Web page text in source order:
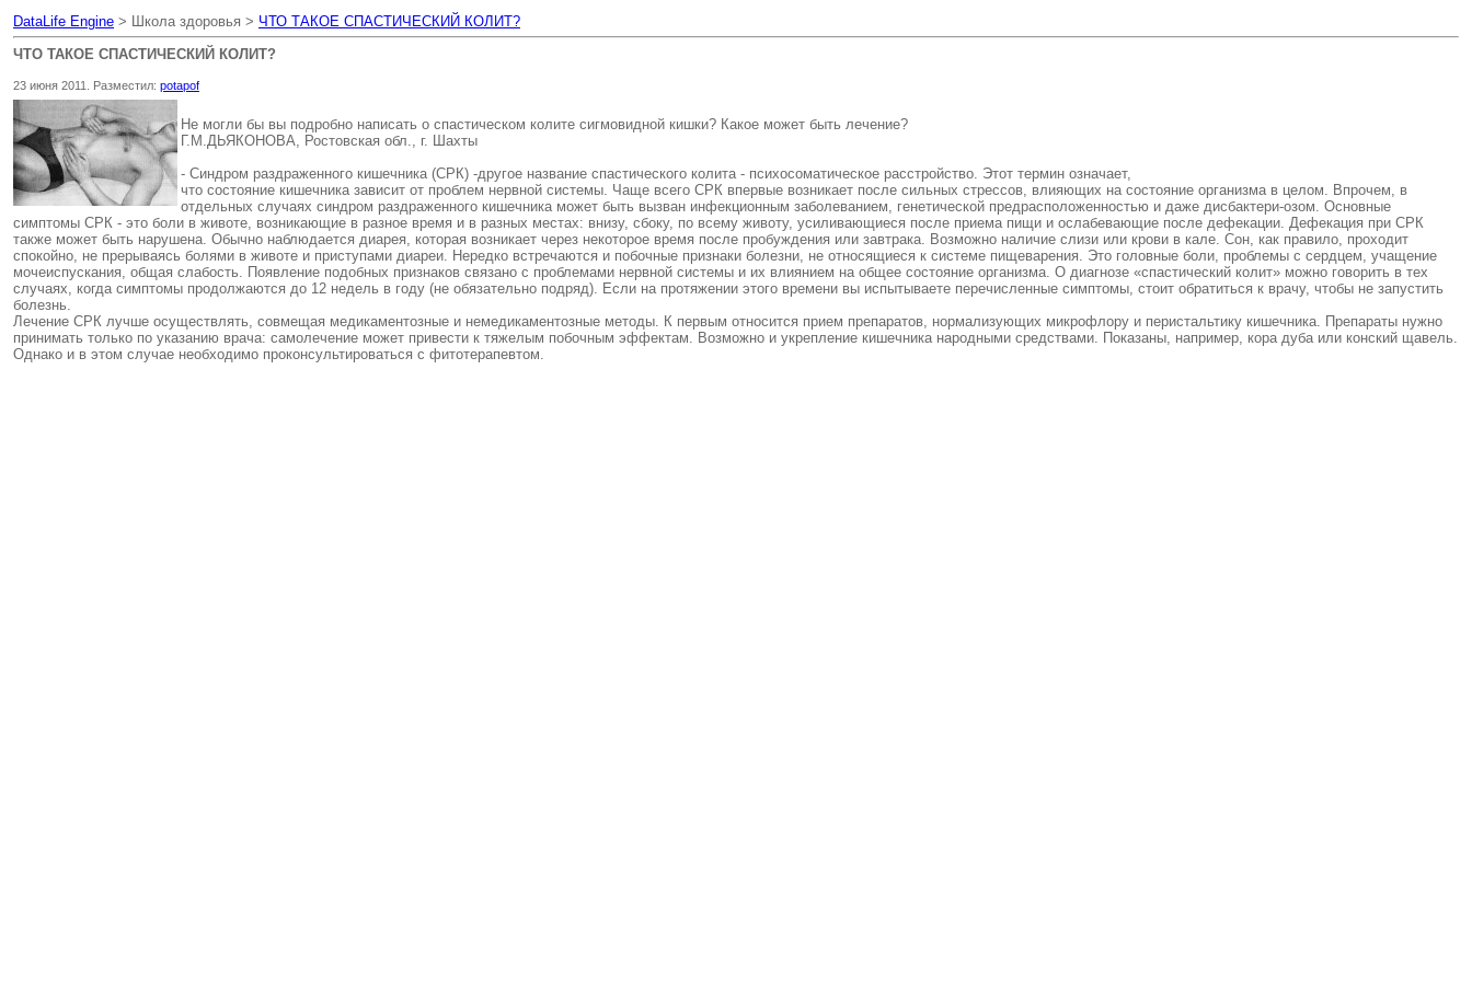
DataLife Engine > Школа здоровья > ЧТО ТАКОЕ СПАСТИЧЕСКИЙ КОЛИТ?
ЧТО ТАКОЕ СПАСТИЧЕСКИЙ КОЛИТ?
23 июня 2011. Разместил: potapof
Не могли бы вы подробно написать о спастическом колите сигмовидной кишки? Какое может быть лечение?
Г.М.ДЬЯКОНОВА, Ростовская обл., г. Шахты
- Синдром раздраженного кишечника (СРК) -другое название спастического колита - психосоматическое расстройство. Этот термин означает,
что состояние кишечника зависит от проблем нервной системы. Чаще всего СРК впервые возникает после сильных стрессов, влияющих на состояние организма в целом. Впрочем, в
отдельных случаях синдром раздраженного кишечника может быть вызван инфекционным заболеванием, генетической предрасположенностью и даже дисбактери-озом. Основные
симптомы СРК - это боли в животе, возникающие в разное время и в разных местах: внизу, сбоку, по всему животу, усиливающиеся после приема пищи и ослабевающие после дефекации. Дефекация при СРК
также может быть нарушена. Обычно наблюдается диарея, которая возникает через некоторое время после пробуждения или завтрака. Возможно наличие слизи или крови в кале. Сон, как правило, проходит
спокойно, не прерываясь болями в животе и приступами диареи. Нередко встречаются и побочные признаки болезни, не относящиеся к системе пищеварения. Это головные боли, проблемы с сердцем, учащение
мочеиспускания, общая слабость. Появление подобных признаков связано с проблемами нервной системы и их влиянием на общее состояние организма. О диагнозе «спастический колит» можно говорить в тех
случаях, когда симптомы продолжаются до 12 недель в году (не обязательно подряд). Если на протяжении этого времени вы испытываете перечисленные симптомы, стоит обратиться к врачу, чтобы не запустить
болезнь.
Лечение СРК лучше осуществлять, совмещая медикаментозные и немедикаментозные методы. К первым относится прием препаратов, нормализующих микрофлору и перистальтику кишечника. Препараты нужно
принимать только по указанию врача: самолечение может привести к тяжелым побочным эффектам. Возможно и укрепление кишечника народными средствами. Показаны, например, кора дуба или конский щавель.
Однако и в этом случае необходимо проконсультироваться с фитотерапевтом.